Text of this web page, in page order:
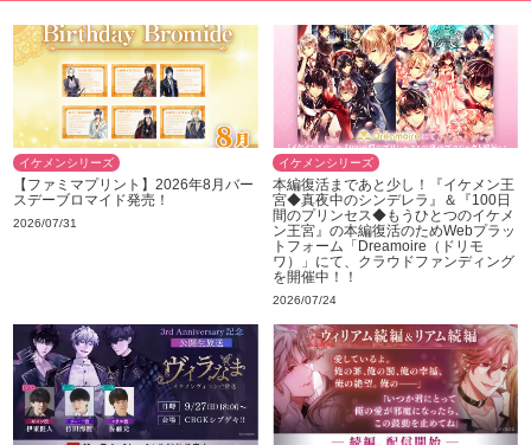
イケメンシリーズ
【ファミマプリント】2026年8月バー
スデーブロマイド発売！
2026/07/31
イケメンシリーズ
本編復活まであと少し！『イケメン王
宮◆真夜中のシンデレラ』＆『100日
間のプリンセス◆もうひとつのイケメ
ン王宮』の本編復活のためWebプラッ
トフォーム「Dreamoire（ドリモ
ワ）」にて、クラウドファンディング
を開催中！！
2026/07/24